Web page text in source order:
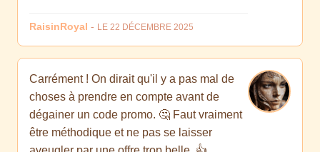
RaisinRoyal - LE 22 DÉCEMBRE 2025
Carrément ! On dirait qu'il y a pas mal de
choses à prendre en compte avant de
dégainer un code promo. 🤔 Faut vraiment
être méthodique et ne pas se laisser